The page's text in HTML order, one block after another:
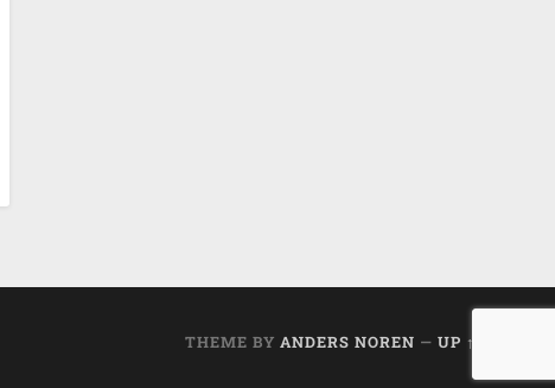
THEME BY ANDERS NOREN — UP ↑